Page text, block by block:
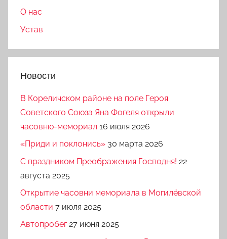
О нас
Устав
Новости
В Кореличском районе на поле Героя
Советского Союза Яна Фогеля открыли
часовню-мемориал 16 июля 2026
«Приди и поклонись» 30 марта 2026
C праздником Преображения Господня! 22
августа 2025
Открытие часовни мемориала в Могилёвской
области 7 июля 2025
Автопробег 27 июня 2025